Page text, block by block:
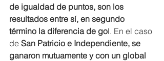
de igualdad de puntos, son los
resultados entre sí, en segundo
término la diferencia de gol. En el caso
de San Patricio e Independiente, se
ganaron mutuamente y con un global